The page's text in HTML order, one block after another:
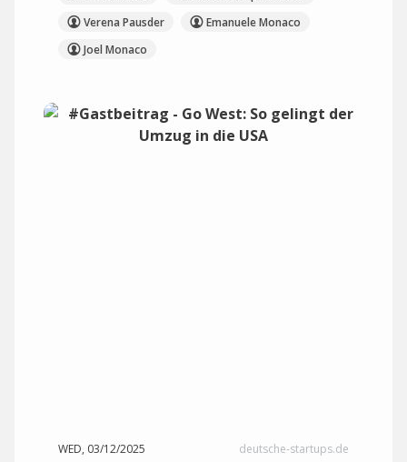
Verena Pausder
Emanuele Monaco
Joel Monaco
WED, 03/12/2025 deutsche-startups.de